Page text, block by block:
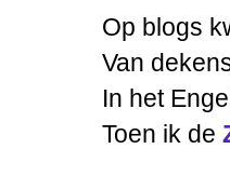
Op blogs
Van
In het
Toen ik de